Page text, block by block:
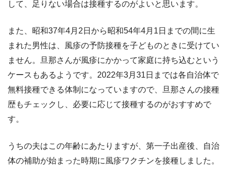
して、足りない場合は接種するのがよいと思います。
また、昭和37年4月2日から昭和54年4月1日までの間に生
まれた男性は、風疹の予防接種を子どものときに受けてい
ません。旦那さんが風疹にかかって家庭に持ち込むという
ケースもあるようです。2022年3月31日までは各自治体で
無料接種できる体制になっていますので、旦那さんの接種
歴もチェックし、必要に応じて接種するのがおすすめで
す。
うちの夫はこの年齢にあたりますが、第一子出産後、自治
体の補助が始まった時期に風疹ワクチンを接種しました。